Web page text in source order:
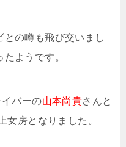
の噂も飛び交いまし
たようです。
バーの山本尚貴さんと
女房となりました。